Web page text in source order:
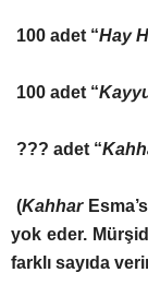
100 adet “Hay
100 adet “
??? adet “
(Kahhar
yok eder.
farklı sayıda